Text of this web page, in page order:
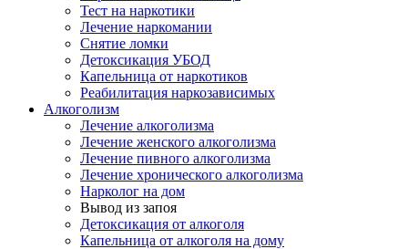
Тест на наркотики
Лечение наркомании
Снятие ломки
​​Детоксикация УБОД
Капельница от наркотиков
Реабилитация наркозависимых
Алкоголизм
Лечение алкоголизма
Лечение женского алкоголизма
Лечение пивного алкоголизма
Лечение хронического алкоголизма
Нарколог на дом
Вывод из запоя
Детоксикация от алкоголя
Капельница от алкоголя на дому